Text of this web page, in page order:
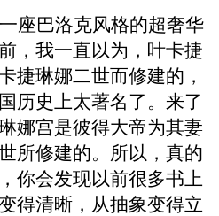
一座巴洛克风格的超奢华
，我一直以为，叶卡捷
捷琳娜二世而修建的，
历史上太著名了。来了
娜宫是彼得大帝为其妻
所修建的。所以，真的
你会发现以前很多书上
得清晰，从抽象变得立